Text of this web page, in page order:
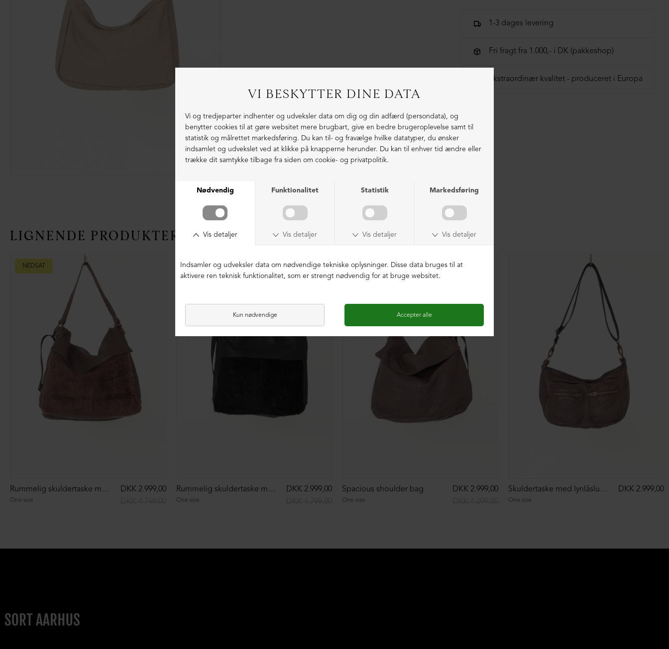
1-3 dages levering
Fri fragt fra 1.000,- i DK (pakkeshop)
Ekstraordinær kvalitet - produceret i Europa
LIGNENDE PRODUKTER
NEDSAT
One size
Rummelig skuldertaske med pels
DKK 2.999,00
NEDSAT
One size
Rummelig skuldertaske med pels
DKK 2.999,00
NEDSAT
One size
Spacious shoulder bag
DKK 2.999,00
One size
Skuldertaske med lynlåslukning DKK 2.999,00